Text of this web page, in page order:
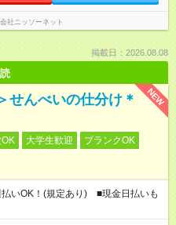
社ニッソーネット
掲載日：2026.08.08
NEW
せんべいの仕分け＊
大学生歓迎
ブランクOK
いOK！(規定あり) ■現金日払いも